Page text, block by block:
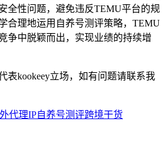
全性问题，避免违反TEMU平台的规
合理地运用自养号测评策略，TEMU
争中脱颖而出，实现业绩的持续增
表kookeey立场，如有问题请联系我
代理IP自养号测评跨境干货